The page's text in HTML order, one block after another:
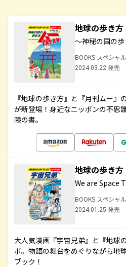
地球の歩き
～神秘の国の
BOOKS スペシャ
2024.03.22 発売
『地球の歩き方』と『月刊ムー
が新登場！身近なニッポンの不思
険の書。
地球の歩き
We are Space
BOOKS スペシャ
2024.01.25 発売
大人気漫画『宇宙兄弟』と『地球
ボ。物語の舞台をめぐりながら地
ブック！